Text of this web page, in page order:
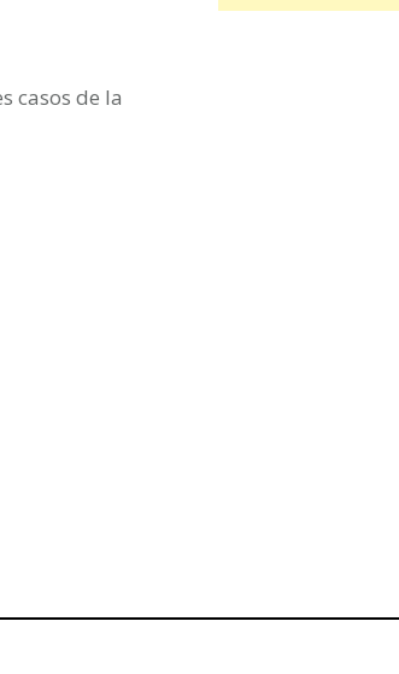
casos de la